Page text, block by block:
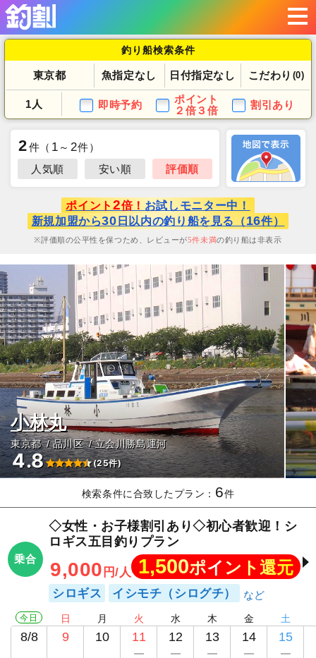
釣り船検索条件
東京都 魚指定なし 日付指定なし こだわり (0)
1人 即時予約
ポイント
２倍３倍
割引あり
2件 （ 1 ～ 2件）
人気順
安い順 評価順
ポイント 2倍！ お試しモニター中！
新規加盟から30 日以内の釣り船を見る（16件）
評価順の公平性を保つため、レビューが5件未満の釣り船は非表示
小林丸
東京都 品川区 立会川勝島運河
4.8 (25件)
検索条件に合致したプラン： 6件
乗合
◇女性・お子様割引あり◇初心者歓迎！シ
ロギス五目釣りプラン
9,000 円/人 1,500ポイント還元
シロギス イシモチ（シログチ）
今日
8/8
日
9
月
10
火
11
水
12
木
13
金
14
土
15